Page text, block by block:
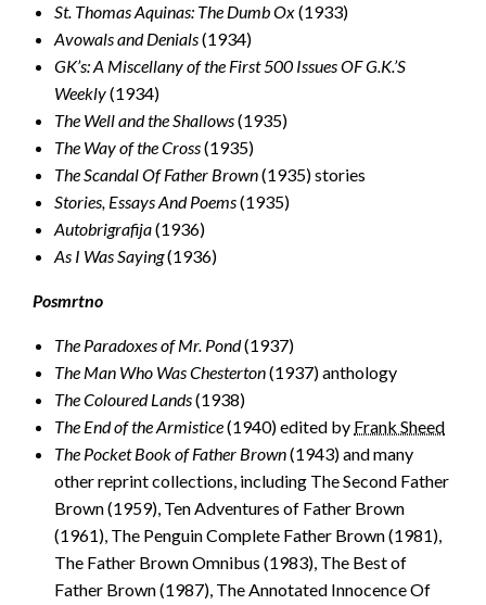
St. Thomas Aquinas: The Dumb Ox(1933)
Avowals and Denials(1934)
GK’s: A Miscellany of the First 500 Issues OF G.K.’S
Weekly(1934)
The Well and the Shallows(1935)
The Way of the Cross(1935)
The Scandal Of Father Brown(1935) stories
Stories, Essays And Poems(1935)
Autobrigrafija(1936)
As I Was Saying(1936)
Posmrtno
The Paradoxes of Mr. Pond(1937)
The Man Who Was Chesterton(1937) anthology
The Coloured Lands(1938)
The End of the Armistice(1940) edited by Frank Sheed
The Pocket Book of Father Brown(1943) and many
other reprint collections, including The Second Father
Brown (1959), Ten Adventures of Father Brown
(1961), The Penguin Complete Father Brown (1981),
The Father Brown Omnibus (1983), The Best of
Father Brown (1987), The Annotated Innocence Of